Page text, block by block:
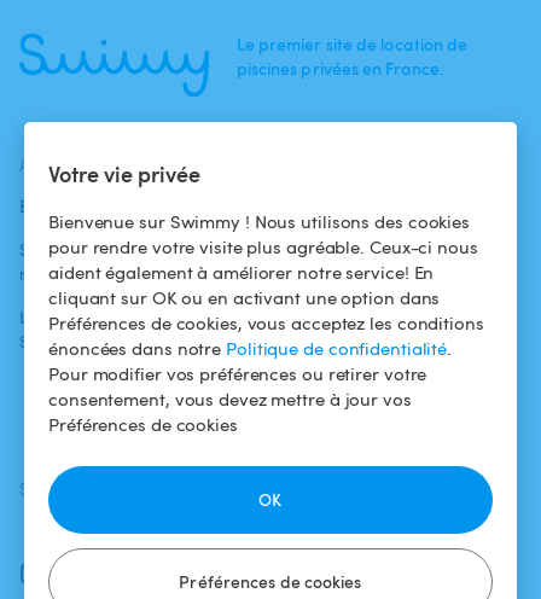
Votre vie privée
Bienvenue sur Swimmy ! Nous utilisons des cookies
pour rendre votre visite plus agréable. Ceux-ci nous
aident également à améliorer notre service! En
cliquant sur OK ou en activant une option dans
Préférences de cookies, vous acceptez les conditions
énoncées dans notre Politique de confidentialité.
Pour modifier vos préférences ou retirer votre
consentement, vous devez mettre à jour vos
Préférences de cookies
Préférences de cookies
OK
Le premier site de location de
piscines privées en France.
ACTUALITÉS
Blog
Swimmy dans les
médias
L'aventure
Swimmy
baigneurs
Pour les
propriétaires
Louer ma piscine
Comment ça
marche ?
Conditions
d'utilisation
Politique de
confidentialité
Mentions légales
SUIVEZ-NOUS
Facebook
Instagram